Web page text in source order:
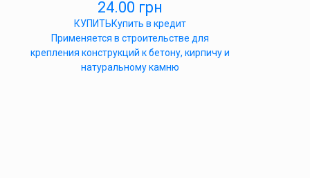
24.00 грн
КУПИТЬКупить в кредит
Применяется в строительстве для
крепления конструкций к бетону, кирпичу и
натуральному камню